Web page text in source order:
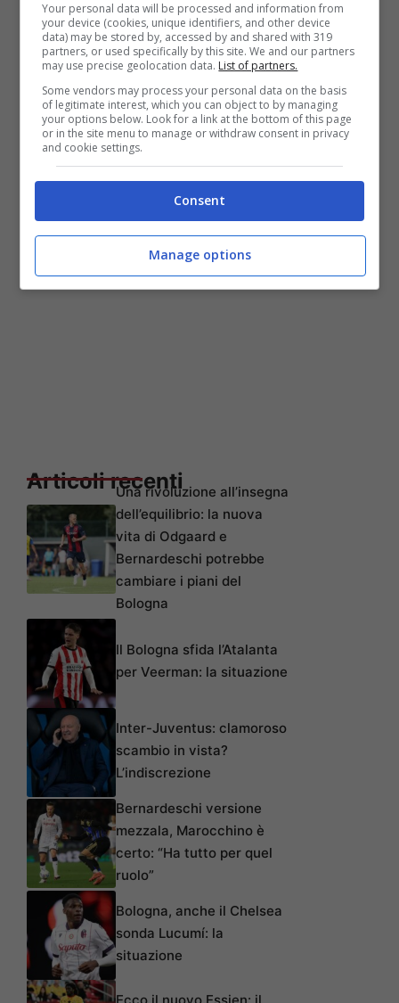
quindi militato ai margini della squadra per
tutto questo tempo. Scelte forzate che
obbligano il mister a fare i conti con l'esito di
un mercato non terminato come ci si
aspettava e che ha lasciato numerosi dubbi
sulle intenzioni di questa società.
Articoli recentiUna rivoluzione all’insegna
dell’equilibrio: la nuova
vita di Odgaard e
Bernardeschi potrebbe
cambiare i piani del
Bologna
Il Bologna sfida l’Atalanta
per Veerman: la situazione
Inter-Juventus: clamoroso
scambio in vista?
L’indiscrezione
Bernardeschi versione
mezzala, Marocchino è
certo: “Ha tutto per quel
ruolo”
Bologna, anche il Chelsea
sonda Lucumí: la
situazione
Your personal data will be processed and information from
your device (cookies, unique identifiers, and other device
data) may be stored by, accessed by and shared with 319
partners, or used specifically by this site. We and our partners
may use precise geolocation data. List of partners.
Some vendors may process your personal data on the basis
of legitimate interest, which you can object to by managing
your options below. Look for a link at the bottom of this page
or in the site menu to manage or withdraw consent in privacy
and cookie settings.
Consent
Manage options